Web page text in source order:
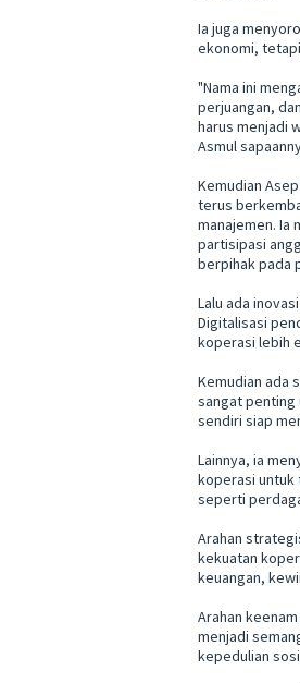
Ia juga
ekonomi,
"Nama ini
perjuangan,
harus menjadi
Asmul
Kemudian
terus
manajemen. Ia
partisipasi
berpihak pada
Lalu ada
Digitalisasi
koperasi lebih
Kemudian ada
sangat penting
sendiri siap
Lainnya, ia
koperasi untuk
seperti
Arahan
kekuatan
keuangan,
Arahan
menjadi
kepedulian